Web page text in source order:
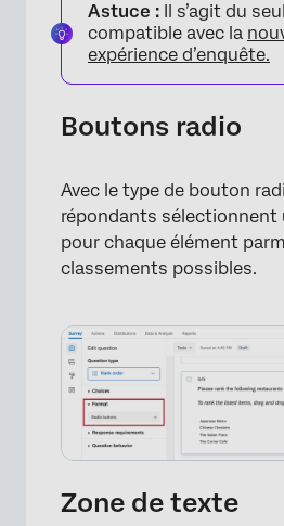
Astuce : Il s’agit du
compatible avec la
expérience d’enquête.
Boutons radio
Avec le type de bouton
répondants sélectionnent
pour chaque élément
classements possibles.
Zone de texte